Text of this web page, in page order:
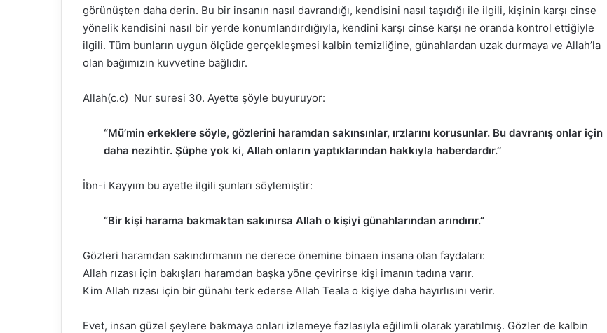
görünüşten daha derin. Bu bir insanın nasıl davrandığı, kendisini nasıl taşıdığı ile ilgili, kişinin karşı cinse
yönelik kendisini nasıl bir yerde konumlandırdığıyla, kendini karşı cinse karşı ne oranda kontrol ettiğiyle
ilgili. Tüm bunların uygun ölçüde gerçekleşmesi kalbin temizliğine, günahlardan uzak durmaya ve Allah’la
olan bağımızın kuvvetine bağlıdır.
Allah(c.c) Nur suresi 30. Ayette şöyle buyuruyor:
“Mü’min erkeklere söyle, gözlerini haramdan sakınsınlar, ırzlarını korusunlar. Bu davranış onlar için
daha nezihtir. Şüphe yok ki, Allah onların yaptıklarından hakkıyla haberdardır.’’
İbn-i Kayyım bu ayetle ilgili şunları söylemiştir:
“Bir kişi harama bakmaktan sakınırsa Allah o kişiyi günahlarından arındırır.”
Gözleri haramdan sakındırmanın ne derece önemine binaen insana olan faydaları:
Allah rızası için bakışları haramdan başka yöne çevirirse kişi imanın tadına varır.
Kim Allah rızası için bir günahı terk ederse Allah Teala o kişiye daha hayırlısını verir.
Evet, insan güzel şeylere bakmaya onları izlemeye fazlasıyla eğilimli olarak yaratılmış. Gözler de kalbin